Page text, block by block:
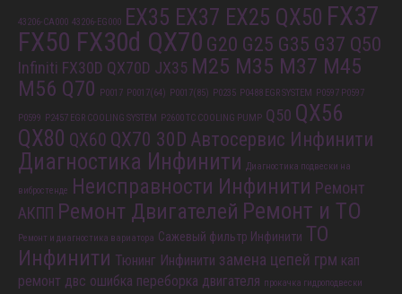
43206-CA000 43206-EG000 EX35 EX37 EX25 QX50 FX37
FX50 FX30d QX70 G20 G25 G35 G37 Q50
Infiniti FX30D QX70D JX35 M25 M35 M37 M45
M56 Q70
P0017 P0017(64) P0017(85) P0235 P0488 EGR SYSTEM P0597 P0597
P0599 P2457 EGR COOLING SYSTEM P2600 TC COOLING PUMP Q50 QX56
QX80 QX60 QX70 30D Автосервис Инфинити
Диагностика Инфинити Диагностика подвески на
вибростенде Неисправности Инфинити Ремонт
АКПП Ремонт Двигателей Ремонт и ТО
Ремонт и диагностика вариатора Сажевый фильтр Инфинити ТО
Инфинити Тюнинг Инфинити замена цепей грм кап
ремонт двс ошибка переборка двигателя прокачка гидроподвески